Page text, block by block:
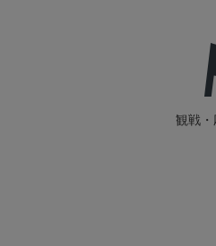
観戦